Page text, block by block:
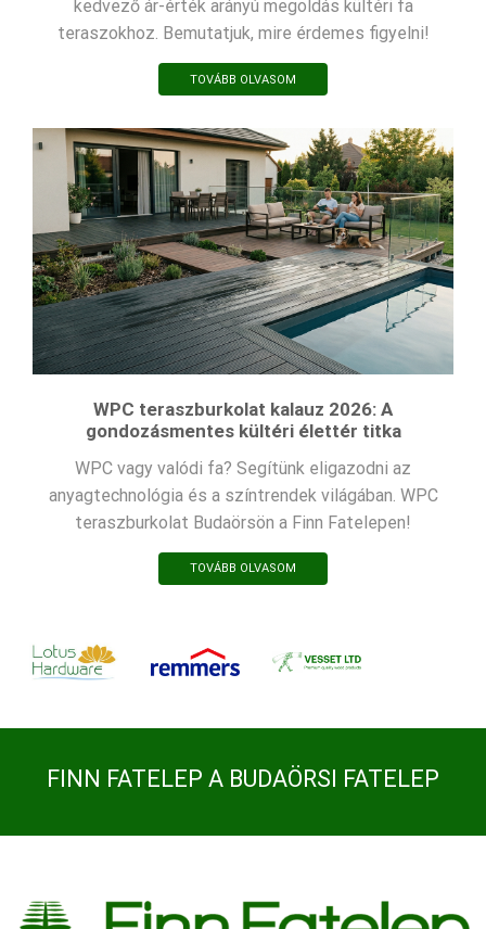
kedvező ár-érték arányú megoldás kültéri fa
teraszokhoz. Bemutatjuk, mire érdemes figyelni!
TOVÁBB OLVASOM
WPC teraszburkolat kalauz 2026: A
gondozásmentes kültéri élettér titka
WPC vagy valódi fa? Segítünk eligazodni az
anyagtechnológia és a színtrendek világában. WPC
teraszburkolat Budaörsön a Finn Fatelepen!
TOVÁBB OLVASOM
FINN FATELEP A BUDAÖRSI FATELEP